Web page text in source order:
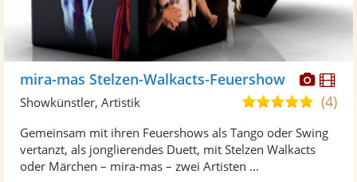
Fotos
mira-mas Stelzen-Walkacts-Feuershow
5,0
5
(4)
Showkünstler, Artistik
Gemeinsam mit ihren Feuershows als Tango oder Swing
vertanzt, als jonglierendes Duett, mit Stelzen Walkacts
oder Märchen – mira-mas – zwei Artisten ...